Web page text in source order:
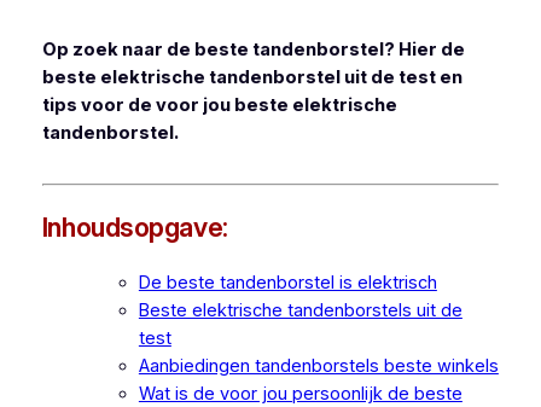
Op zoek naar de beste tandenborstel? Hier de
beste elektrische tandenborstel uit de test en
tips voor de voor jou beste elektrische
tandenborstel.
Inhoudsopgave:
De beste tandenborstel is elektrisch
Beste elektrische tandenborstels uit de
test
Aanbiedingen tandenborstels beste winkels
Wat is de voor jou persoonlijk de beste